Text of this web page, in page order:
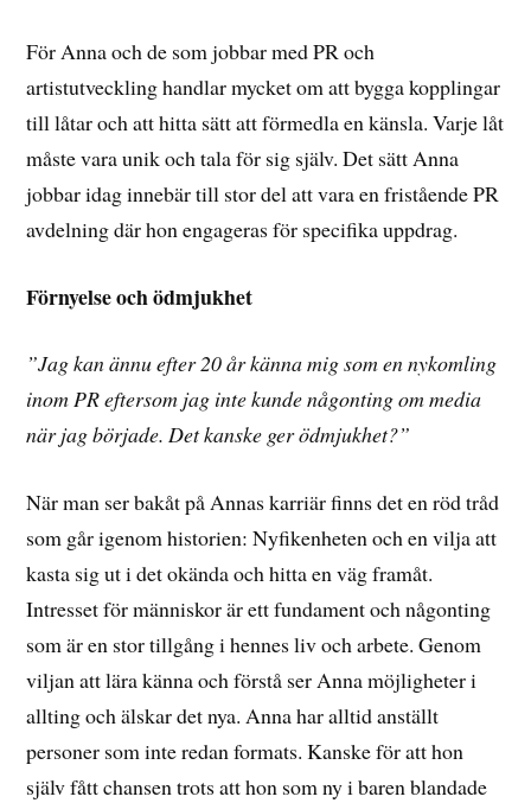
För Anna och de som jobbar med PR och
artistutveckling handlar mycket om att bygga kopplingar
till låtar och att hitta sätt att förmedla en känsla. Varje låt
måste vara unik och tala för sig själv. Det sätt Anna
jobbar idag innebär till stor del att vara en fristående PR
avdelning där hon engageras för specifika uppdrag.
Förnyelse och ödmjukhet
”Jag kan ännu efter 20 år känna mig som en nykomling
inom PR eftersom jag inte kunde någonting om media
när jag började. Det kanske ger ödmjukhet?”
När man ser bakåt på Annas karriär finns det en röd tråd
som går igenom historien: Nyfikenheten och en vilja att
kasta sig ut i det okända och hitta en väg framåt.
Intresset för människor är ett fundament och någonting
som är en stor tillgång i hennes liv och arbete. Genom
viljan att lära känna och förstå ser Anna möjligheter i
allting och älskar det nya. Anna har alltid anställt
personer som inte redan formats. Kanske för att hon
själv fått chansen trots att hon som ny i baren blandade